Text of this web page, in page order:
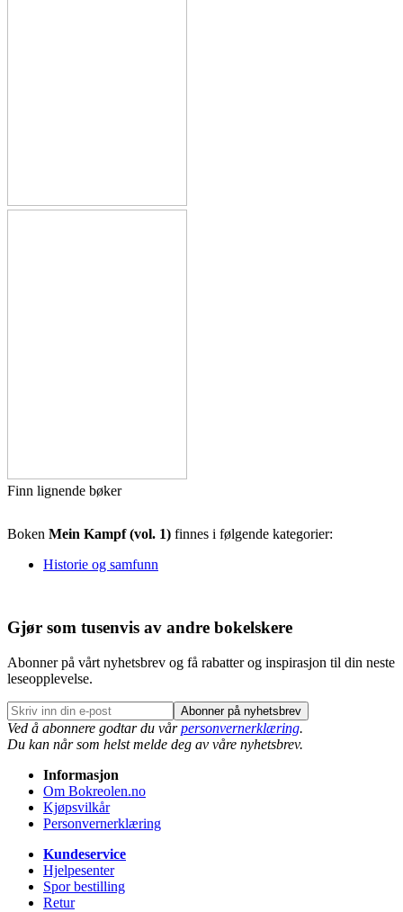
Finn lignende bøker
Boken Mein Kampf (vol. 1) finnes i følgende kategorier:
Historie og samfunn
Gjør som tusenvis av andre bokelskere
Abonner på vårt nyhetsbrev og få rabatter og inspirasjon til din neste
leseopplevelse.
Abonner på nyhetsbrev
Ved å abonnere godtar du vårpersonvernerklæring.
Du kan når som helst melde deg av våre nyhetsbrev.
Informasjon
Om Bokreolen.no
Kjøpsvilkår
Personvernerklæring
Kundeservice
Hjelpesenter
Spor bestilling
Retur